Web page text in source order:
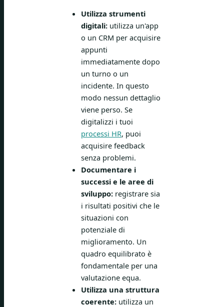
Utilizza strumenti
digitali: utilizza un'app
o un CRM per acquisire
appunti
immediatamente dopo
un turno o un
incidente. In questo
modo nessun dettaglio
viene perso. Se
digitalizzi i tuoi
processi HR, puoi
acquisire feedback
senza problemi.
Documentare i
successi e le aree di
sviluppo: registrare sia
i risultati positivi che le
situazioni con
potenziale di
miglioramento. Un
quadro equilibrato è
fondamentale per una
valutazione equa.
Utilizza una struttura
coerente: utilizza un